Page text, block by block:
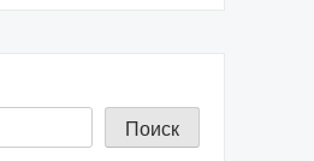
Поиск